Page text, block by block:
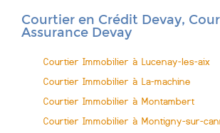
Courtier en Crédit Devay,
Assurance Devay
Courtier Immobilier à Lucenay-les-aix
Courtier Immobilier à La-machine
Courtier Immobilier à Montambert
Courtier Immobilier à Montigny-sur-